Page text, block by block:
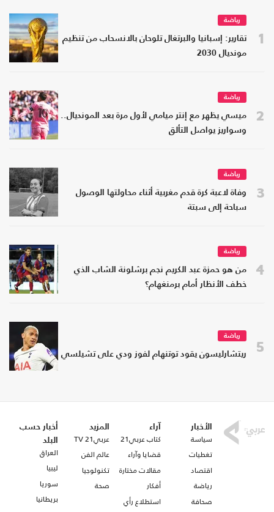
1
رياضة
تقارير: إسبانيا والبرتغال تلوحان بالانسحاب من تنظيم
مونديال 2030
2
رياضة
ميسي يظهر مع إنتر ميامي لأول مرة بعد المونديال..
وسواريز يواصل التألق
3
رياضة
وفاة لاعبة كرة قدم مغربية أثناء محاولتها الوصول
سباحة إلى سبتة
4
رياضة
من هو حمزة عبد الكريم نجم برشلونة الشاب الذي
خطف الأنظار أمام برمنغهام؟
5
رياضة
ريتشارليسون يقود توتنهام لفوز ودي على تشيلسي
الأخبار
سياسة
تغطيات
اقتصاد
رياضة
صحافة
آراء
كتاب عربي21
قضايا وآراء
مقالات مختارة
أفكار
استطلاع رأي
المزيد
عربي21 TV
عالم الفن
تكنولوجيا
صحة
أخبار حسب
البلد
العراق
ليبيا
سوريا
بريطانيا